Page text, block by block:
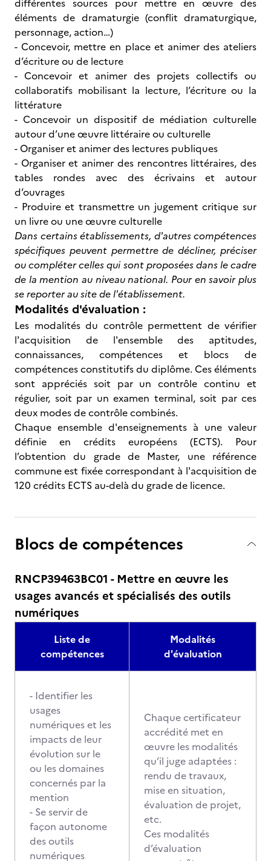
différentes sources pour mettre en œuvre des
éléments de dramaturgie (conflit dramaturgique,
personnage, action…)
- Concevoir, mettre en place et animer des ateliers
d’écriture ou de lecture
- Concevoir et animer des projets collectifs ou
collaboratifs mobilisant la lecture, l’écriture ou la
littérature
- Concevoir un dispositif de médiation culturelle
autour d’une œuvre littéraire ou culturelle
- Organiser et animer des lectures publiques
- Organiser et animer des rencontres littéraires, des
tables rondes avec des écrivains et autour
d’ouvrages
- Produire et transmettre un jugement critique sur
un livre ou une œuvre culturelle
Dans certains établissements, d'autres compétences
spécifiques peuvent permettre de décliner, préciser
ou compléter celles qui sont proposées dans le cadre
de la mention au niveau national. Pour en savoir plus
se reporter au site de l'établissement.
Modalités d'évaluation :
Les modalités du contrôle permettent de vérifier
l'acquisition de l'ensemble des aptitudes,
connaissances, compétences et blocs de
compétences constitutifs du diplôme. Ces éléments
sont appréciés soit par un contrôle continu et
régulier, soit par un examen terminal, soit par ces
deux modes de contrôle combinés.
Chaque ensemble d'enseignements à une valeur
définie en crédits européens (ECTS). Pour
l’obtention du grade de Master, une référence
commune est fixée correspondant à l'acquisition de
120 crédits ECTS au-delà du grade de licence.
Blocs de compétences
RNCP39463BC01 - Mettre en œuvre les
usages avancés et spécialisés des outils
numériques
Liste de
compétences
Modalités
d'évaluation
- Identifier les
usages
numériques et les
impacts de leur
évolution sur le
ou les domaines
concernés par la
mention
- Se servir de
façon autonome
des outils
numériques
Chaque certificateur
accrédité met en
œuvre les modalités
qu’il juge adaptées :
rendu de travaux,
mise en situation,
évaluation de projet,
etc.
Ces modalités
d’évaluation